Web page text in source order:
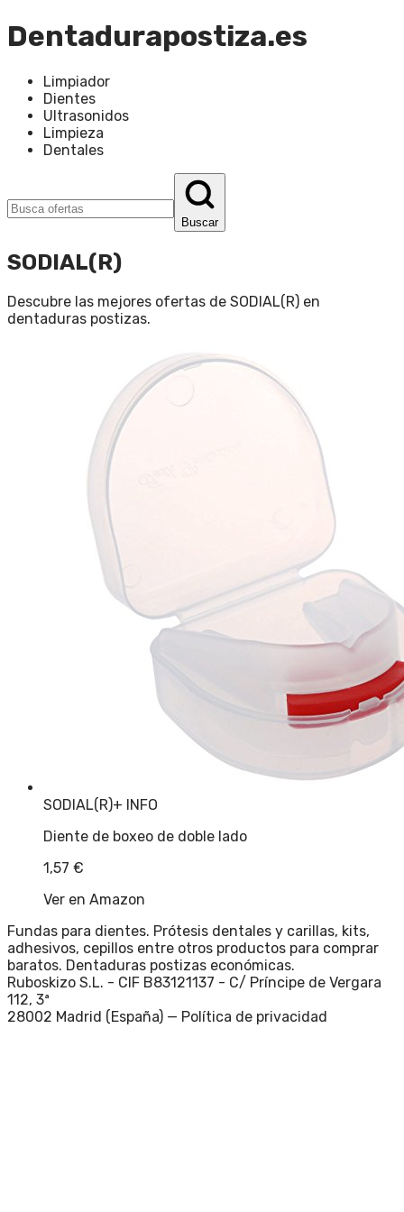
Dentadurapostiza.es
Limpiador
Dientes
Ultrasonidos
Limpieza
Dentales
Buscar
SODIAL(R)
Descubre las mejores ofertas de SODIAL(R) en
dentaduras postizas.
SODIAL(R)+ INFO
Diente de boxeo de doble lado
1,57 €
Ver en Amazon
Fundas para dientes. Prótesis dentales y carillas, kits,
adhesivos, cepillos entre otros productos para comprar
baratos. Dentaduras postizas económicas.
Ruboskizo S.L. - CIF B83121137 - C/ Príncipe de Vergara
112, 3ª
28002 Madrid (España) — Política de privacidad